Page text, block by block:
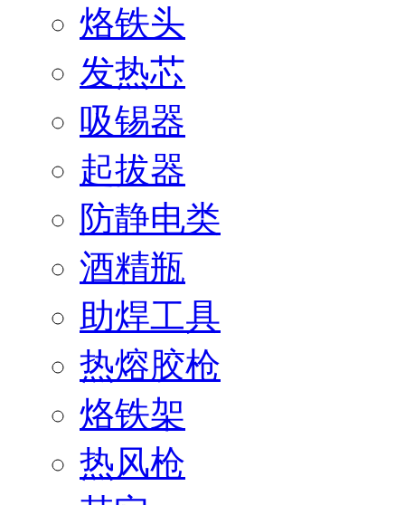
烙铁头
发热芯
吸锡器
起拔器
防静电类
酒精瓶
助焊工具
热熔胶枪
烙铁架
热风枪